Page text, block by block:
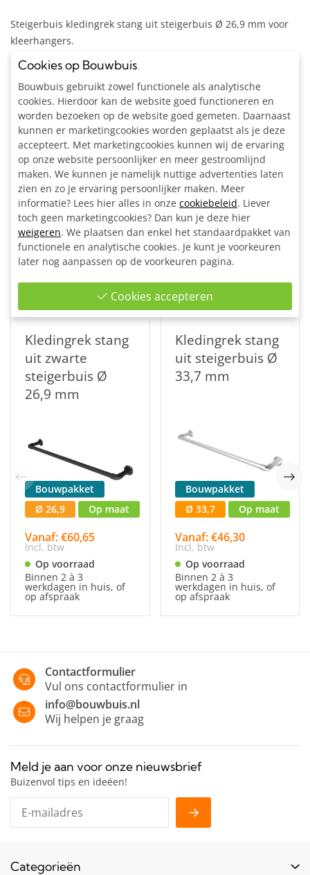
Steigerbuis kledingrek stang uit steigerbuis Ø 26,9 mm voor
kleerhangers.
Inclusief:
Alle materialen op maat gezaagd
2x Ronde wand/plafond/voetplaat Ø 26,9 mm
2x Kniestuk Ø 26,9 mm
1x Inbussleutel voor buiskoppeling Ø 26,9 - Ø 33,7 mm
Bouwtekening
Ook interessant
Gerelateerdeproducten
Misschien komen één van deze steigerbuis
producten jouw nog beter van pas:
Kledingrek stang
uit zwarte
steigerbuis Ø
26,9 mm
Bouwpakket
Ø 26,9
Op maat
Vanaf: €60,65
Incl. btw
Op voorraad
Binnen 2 à 3
werkdagen in huis, of
op afspraak
Kledingrek stang
uit steigerbuis Ø
33,7 mm
Bouwpakket
Ø 33,7
Op maat
Vanaf: €46,30
Incl. btw
Op voorraad
Binnen 2 à 3
werkdagen in huis, of
op afspraak
Contactformulier
Vul ons contactformulier in
info@bouwbuis.nl
Wij helpen je graag
Meld je aan voor onze nieuwsbrief
Buizenvol tips en ideëen!
Categorieën
Cookies op Bouwbuis.
Bouwbuis gebruikt zowel functionele als analytische
cookies. Hierdoor kan de website goed functioneren en
worden bezoeken op de website goed gemeten. Daarnaast
kunnen er marketingcookies worden geplaatst als je deze
accepteert. Met marketingcookies kunnen wij de ervaring
op onze website persoonlijker en meer gestroomlijnd
maken. We kunnen je namelijk nuttige advertenties laten
zien en zo je ervaring persoonlijker maken. Meer
informatie? Lees hier alles in onze cookiebeleid. Liever
toch geen marketingcookies? Dan kun je deze hier
weigeren. We plaatsen dan enkel het standaardpakket van
functionele en analytische cookies. Je kunt je voorkeuren
later nog aanpassen op de voorkeuren pagina.
Cookies accepteren